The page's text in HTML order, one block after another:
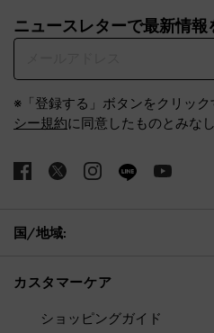
ニュースレターで最新情報
※「登録する」ボタンをクリック
シー規約に同意したものとみなし
国/地域:
カスタマーケア
ショッピングガイド